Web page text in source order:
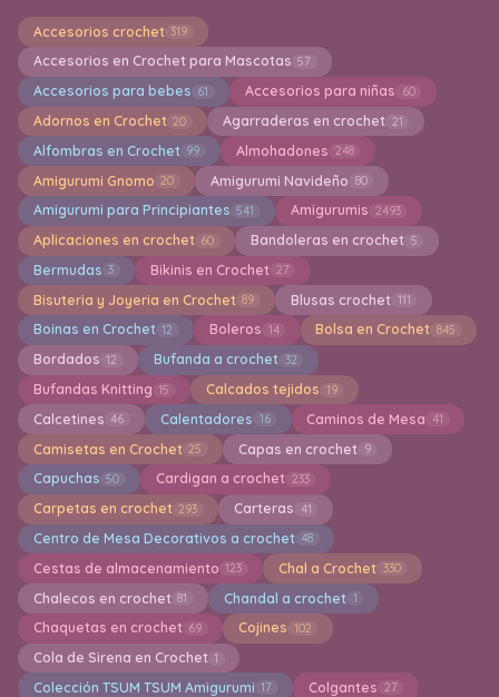
Accesorios crochet 319
Accesorios en Crochet para Mascotas 57
Accesorios para bebes 61 Accesorios para niñas 60
Adornos en Crochet 20 Agarraderas en crochet 21
Alfombras en Crochet 99 Almohadones 248
Amigurumi Gnomo 20 Amigurumi Navideño 80
Amigurumi para Principiantes 541 Amigurumis 2493
Aplicaciones en crochet 60 Bandoleras en crochet 5
Bermudas 3 Bikinis en Crochet 27
Bisuteria y Joyeria en Crochet 89 Blusas crochet 111
Boinas en Crochet 12 Boleros 14 Bolsa en Crochet 845
Bordados 12 Bufanda a crochet 32
Bufandas Knitting 15 Calcados tejidos 19
Calcetines 46 Calentadores 16 Caminos de Mesa 41
Camisetas en Crochet 25 Capas en crochet 9
Capuchas 50 Cardigan a crochet 233
Carpetas en crochet 293 Carteras 41
Centro de Mesa Decorativos a crochet 48
Cestas de almacenamiento 123 Chal a Crochet 330
Chalecos en crochet 81 Chandal a crochet 1
Chaquetas en crochet 69 Cojines 102
Cola de Sirena en Crochet 1
Colección TSUM TSUM Amigurumi 17 Colgantes 27